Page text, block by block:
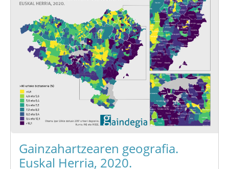
Gainzahartzearen geografia.
Euskal Herria, 2020.